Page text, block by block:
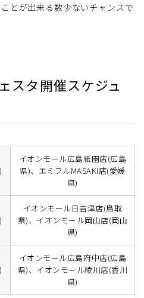
とが出来る数少ないチャンスで
スタ開催スケジュ
イオンモール広島祇園店(広島
県)、エミフルMASAKI店(愛媛
県)
イオンモール日吉津店(鳥取
県)、イオンモール岡山店(岡山
県)
イオンモール広島府中店(広島
県)、イオンモール綾川店(香川
県)